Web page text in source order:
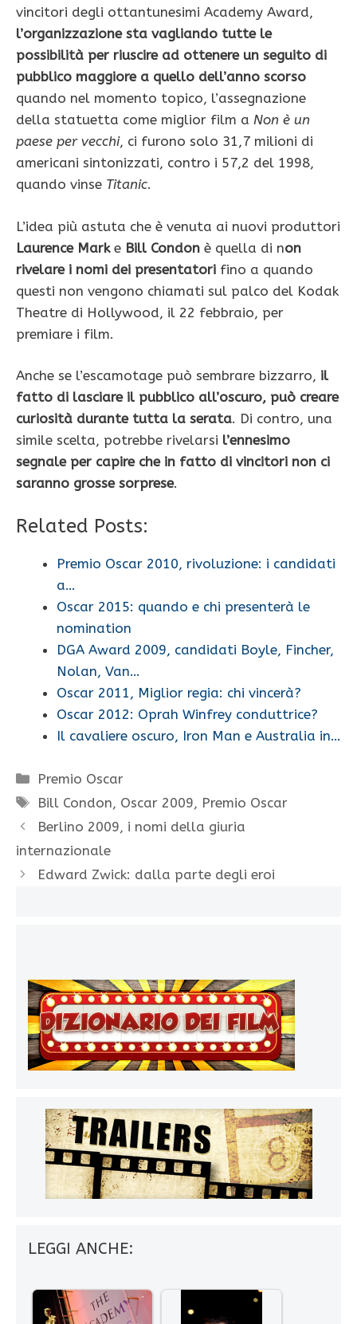
vincitori degli ottantunesimi Academy Award,
l’organizzazione sta vagliando tutte le
possibilità per riuscire ad ottenere un seguito di
pubblico maggiore a quello dell’anno scorso
quando nel momento topico, l’assegnazione
della statuetta come miglior film a Non è un
paese per vecchi, ci furono solo 31,7 milioni di
americani sintonizzati, contro i 57,2 del 1998,
quando vinse Titanic.
L’idea più astuta che è venuta ai nuovi produttori
Laurence Marke Bill Condon è quella di non
rivelare i nomi dei presentatori fino a quando
questi non vengono chiamati sul palco del Kodak
Theatre di Hollywood, il 22 febbraio, per
premiare i film.
Anche se l’escamotage può sembrare bizzarro, il
fatto di lasciare il pubblico all’oscuro, può creare
curiosità durante tutta la serata. Di contro, una
simile scelta, potrebbe rivelarsi l’ennesimo
segnale per capire che in fatto di vincitori non ci
saranno grosse sorprese.
Related Posts:
Premio Oscar 2010, rivoluzione: i candidati
a…
Oscar 2015: quando e chi presenterà le
nomination
DGA Award 2009, candidati Boyle, Fincher,
Nolan, Van…
Oscar 2011, Miglior regia: chi vincerà?
Oscar 2012: Oprah Winfrey conduttrice?
Il cavaliere oscuro, Iron Man e Australia in…
Categorie
Premio Oscar
Tag
Bill Condon, Oscar 2009, Premio Oscar
Berlino 2009, i nomi della giuria
internazionale
Edward Zwick: dalla parte degli eroi
LEGGI ANCHE: